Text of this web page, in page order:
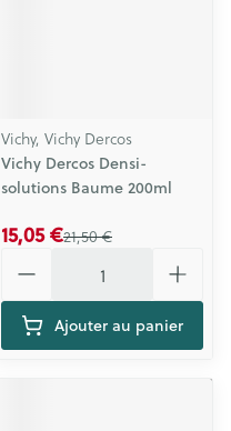
Vichy, Vichy Dercos
Vichy Dercos Densi-
solutions Baume 200ml
21,50 €
15,05 €
Ajouter au panier